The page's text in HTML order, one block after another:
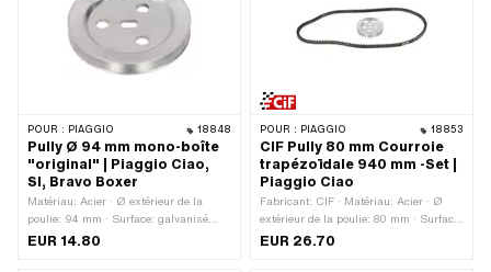
POUR : PIAGGIO 18848
Pully Ø 94 mm mono-boîte
"original" | Piaggio Ciao,
SI, Bravo Boxer
Matériau: Acier · Ø extérieur de la
poulie: 94 mm · Surface: galvanisé
bleu · Type de transmission: Mono
EUR 14.80
POUR : PIAGGIO 18853
CIF Pully 80 mm Courroie
trapézoïdale 940 mm -Set |
Piaggio Ciao
Fabricant: CIF · Matériau: Acier · Ø
extérieur de la poulie: 80 mm · Surface:
galvanisé bleu · Type de transmission:
EUR 26.70